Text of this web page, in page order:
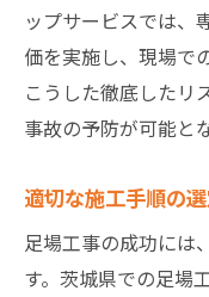
ップサービスでは、
価を実施し、現場で
こうした徹底したリ
事故の予防が可能と
適切な施工手順の
足場工事の成功には
す。茨城県での足場